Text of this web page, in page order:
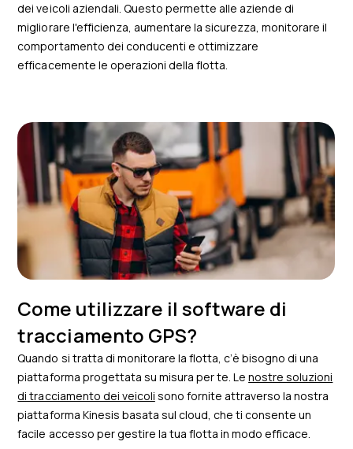
dei veicoli aziendali. Questo permette alle aziende di
migliorare l'efficienza, aumentare la sicurezza, monitorare il
comportamento dei conducenti e ottimizzare
efficacemente le operazioni della flotta.
Come utilizzare il software di
tracciamento GPS?
Quando si tratta di monitorare la flotta, c’è bisogno di una
piattaforma progettata su misura per te. Lenostre soluzioni
di tracciamento dei veicoli sono fornite attraverso la nostra
piattaforma Kinesis basata sul cloud, che ti consente un
facile accesso per gestire la tua flotta in modo efficace.